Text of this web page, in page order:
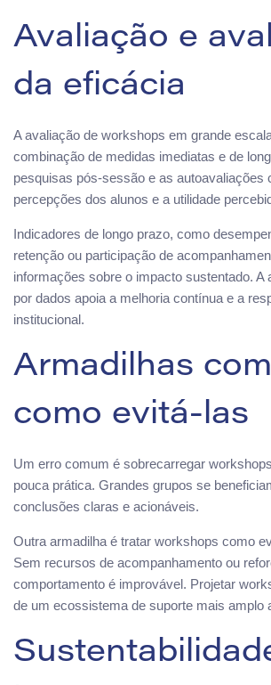
Avaliação e
da eficácia
A avaliação de workshops em grande
combinação de medidas imediatas e de
pesquisas pós-sessão e as autoavaliações
percepções dos alunos e a utilidade
Indicadores de longo prazo, como
retenção ou participação de
informações sobre o impacto sustentado. A
por dados apoia a melhoria contínua e a
institucional.
Armadilhas
como evitá-las
Um erro comum é sobrecarregar
pouca prática. Grandes grupos se
conclusões claras e acionáveis.
Outra armadilha é tratar workshops como
Sem recursos de acompanhamento ou
comportamento é improvável. Projetar
de um ecossistema de suporte mais amplo